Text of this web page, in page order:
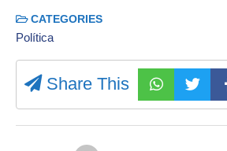
CATEGORIES
Política
Share This